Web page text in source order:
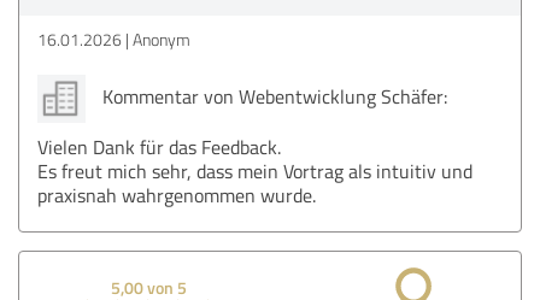
16.01.2026 Anonym
Kommentar von Webentwicklung Schäfer:
Vielen Dank für das Feedback.
Es freut mich sehr, dass mein Vortrag als intuitiv und
praxisnah wahrgenommen wurde.
5,00 von 5